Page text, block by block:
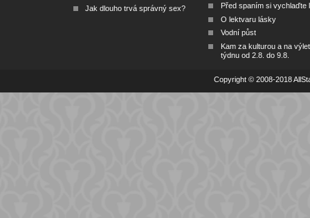
Jak dlouho trvá správný sex?
Před spaním si vychlaďte
O lektvaru lásky
Vodní půst
Kam za kulturou a na
týdnu od 2.8. do 9.8.
Copyright © 2008-2018